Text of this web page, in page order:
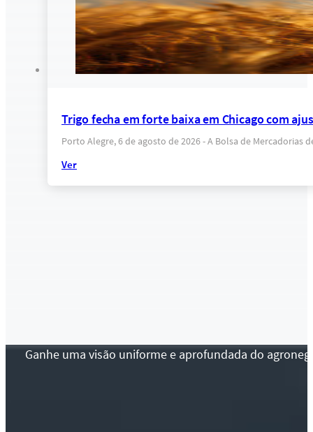
Trigo fecha em forte baixa em Chicago com
Porto Alegre, 6 de agosto de 2026 - A Bolsa de Mercadorias
Ver
Ganhe uma visão uniforme e aprofundada do